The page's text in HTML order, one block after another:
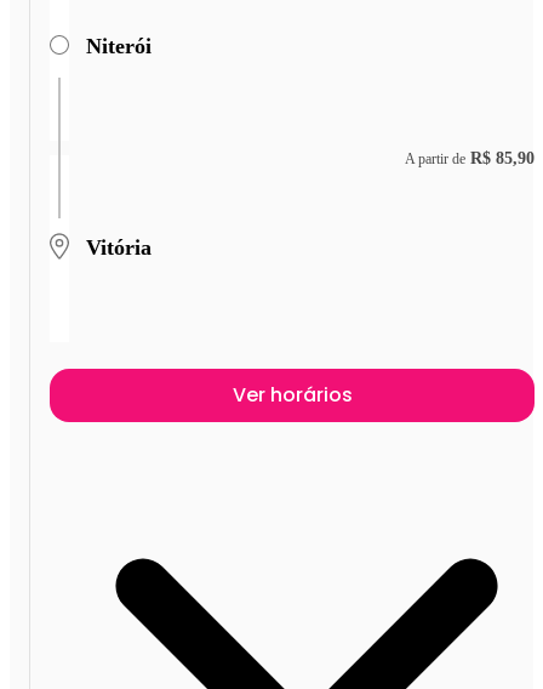
Niterói
Vitória
A partir de R$ 85,90
Ver horários